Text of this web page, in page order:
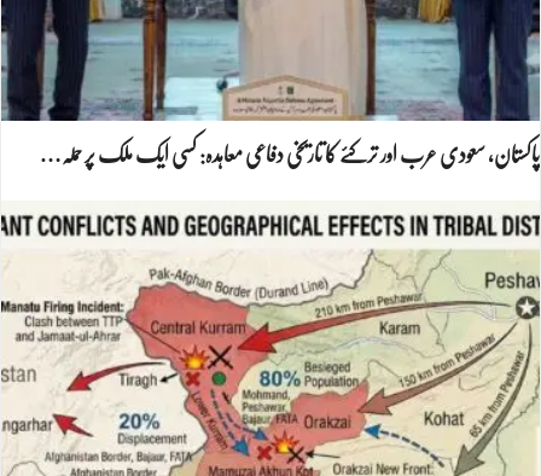
پاکستان، سعودی عرب اور ترکئے کا تاریخی دفاعی معاہدہ: کسی ایک ملک پر حملہ…